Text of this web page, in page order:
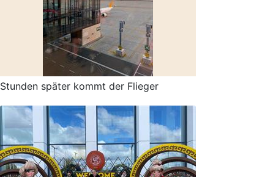
Stunden später kommt der Flieger